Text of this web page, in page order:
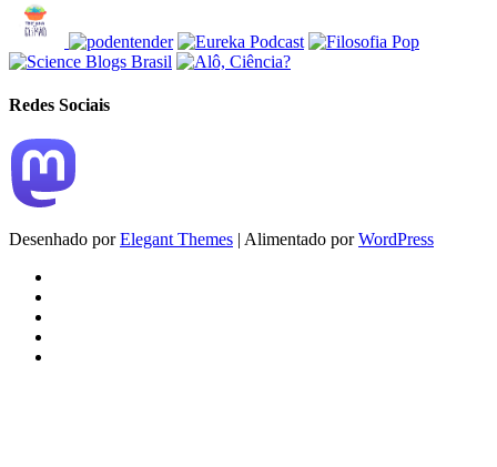
Redes Sociais
Desenhado porElegant Themes | Alimentado porWordPress